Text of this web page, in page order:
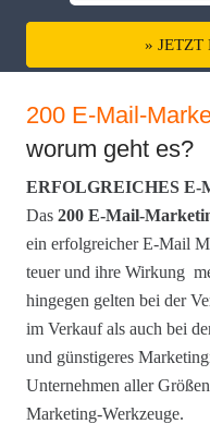
» JETZT
200 E-Mail-
worum geht es?
ERFOLGREICHES
Das 200 E-Mail-
ein erfolgreicher E-Mail
teuer und ihre Wirkung
hingegen gelten bei der
im Verkauf als auch bei
und günstigeres
Unternehmen aller
Marketing-Werkzeuge.